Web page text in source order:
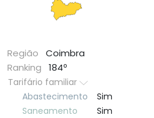
Região
Coimbra
Ranking
184º
Tarifário familiar
Abastecimento
Sim
Saneamento
Sim